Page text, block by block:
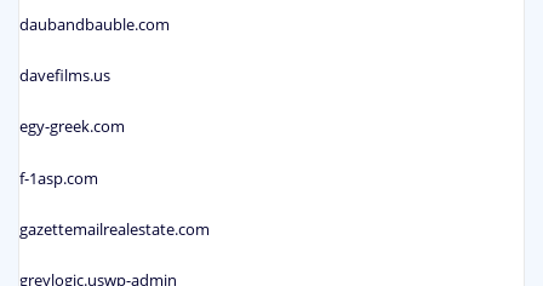
daubandbauble.com
davefilms.us
egy-greek.com
f-1asp.com
gazettemailrealestate.com
greylogic.uswp-admin